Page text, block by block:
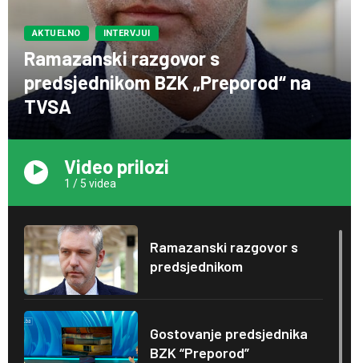
AKTUELNO INTERVJUI
Ramazanski razgovor s
predsjednikom BZK „Preporod“ na
TVSA
Video prilozi
1 / 5 videa
Ramazanski razgovor s
predsjednikom
Gostovanje predsjednika
BZK “Preporod”